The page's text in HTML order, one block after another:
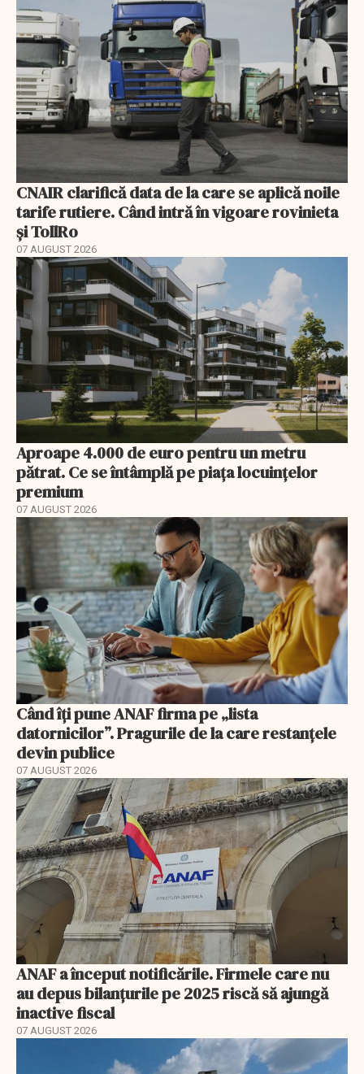
CNAIR clarifică data de la care se aplică noile
tarife rutiere. Când intră în vigoare rovinieta
și TollRo
07 AUGUST 2026
Aproape 4.000 de euro pentru un metru
pătrat. Ce se întâmplă pe piața locuințelor
premium
07 AUGUST 2026
Când îți pune ANAF firma pe „lista
datornicilor”. Pragurile de la care restanțele
devin publice
07 AUGUST 2026
ANAF a început notificările. Firmele care nu
au depus bilanțurile pe 2025 riscă să ajungă
inactive fiscal
07 AUGUST 2026